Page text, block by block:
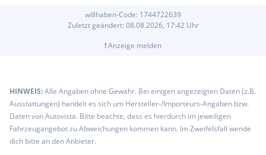
willhaben-Code: 1744722639
Zuletzt geändert: 08.08.2026, 17:42 Uhr
!Anzeige melden
HINWEIS:Alle Angaben ohne Gewähr. Bei einigen angezeigten Daten (z.B.
Ausstattungen) handelt es sich um Hersteller-/Importeurs-Angaben bzw.
Daten von Autovista. Bitte beachte, dass es hierdurch im jeweiligen
Fahrzeugangebot zu Abweichungen kommen kann. Im Zweifelsfall wende
dich bitte an den Anbieter.